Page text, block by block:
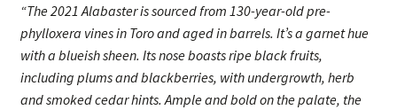
“The 2021 Alabaster is sourced from 130-year-old pre-
phylloxera vines in Toro and aged in barrels. It’s a garnet hue
with a blueish sheen. Its nose boasts ripe black fruits,
including plums and blackberries, with undergrowth, herb
and smoked cedar hints. Ample and bold on the palate, the